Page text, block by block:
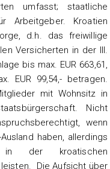
umfasst; staatliche
Arbeitgeber. Kroatien
d.h. das freiwillige
Versicherten in der III.
bis max. EUR 663,61,
EUR 99,54,- betragen.
mit Wohnsitz in
Nicht
wenn
haben, allerdings
der kroatischen
Die Aufsicht über